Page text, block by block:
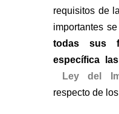
requisitos de
importantes
todas sus
específica
Ley del
respecto de